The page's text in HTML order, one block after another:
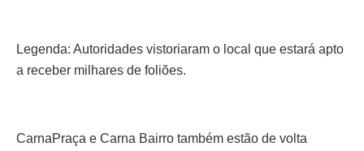
Legenda: Autoridades vistoriaram o local que estará apto
a receber milhares de foliões.
CarnaPraça e Carna Bairro também estão de volta